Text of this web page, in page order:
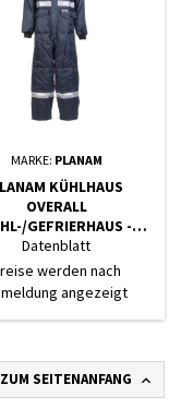
MARKE: PLANAM
KÜHLHAUS
OVERALL
GEFRIERHAUS -
INNENFUTTER ROT
Datenblatt
werden nach
angezeigt
ZUM SEITENANFANG 